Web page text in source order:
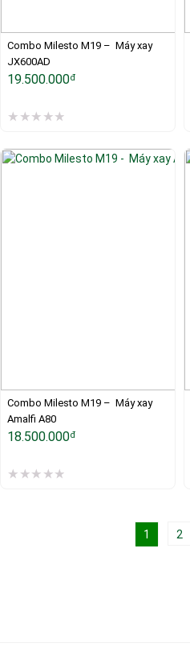
Combo Milesto M19 –  Máy xay
JX600AD
19.500.000đ
Combo Milesto M19 –  Máy xay
Amalfi A80
18.500.000đ
1 2